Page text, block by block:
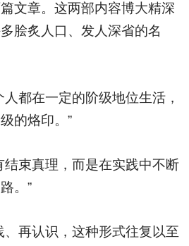
文章。这两部内容博大精深
脍炙人口、发人深省的名
都在一定的阶级地位生活，
的烙印。”
结束真理，而是在实践中不断
。”
、再认识，这种形式往复以至